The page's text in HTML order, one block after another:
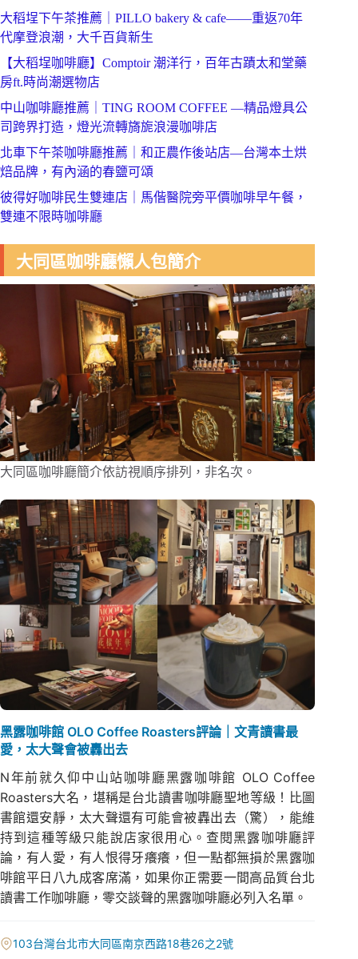
大稻埕下午茶推薦｜PILLO bakery & cafe——重返70年
代摩登浪潮，大千百貨新生
【大稻埕咖啡廳】Comptoir 潮洋行，百年古蹟太和堂藥
房ft.時尚潮選物店
中山咖啡廳推薦｜TING ROOM COFFEE —精品燈具公
司跨界打造，燈光流轉旖旎浪漫咖啡店
北車下午茶咖啡廳推薦｜和正農作後站店—台灣本土烘
焙品牌，有內涵的春鹽可頌
彼得好咖啡民生雙連店｜馬偕醫院旁平價咖啡早午餐，
雙連不限時咖啡廳
大同區咖啡廳懶人包簡介
大同區咖啡廳簡介依訪視順序排列，非名次。
黑露咖啡館 OLO Coffee Roasters評論｜文青讀書最
愛，太大聲會被轟出去
N年前就久仰中山站咖啡廳黑露咖啡館 OLO Coffee
Roasters大名，堪稱是台北讀書咖啡廳聖地等級！比圖
書館還安靜，太大聲還有可能會被轟出去（驚），能維
持到這種等級只能說店家很用心。查閱黑露咖啡廳評
論，有人愛，有人恨得牙癢癢，但一點都無損於黑露咖
啡館平日八九成客席滿，如果你正需要一間高品質台北
讀書工作咖啡廳，零交談聲的黑露咖啡廳必列入名單。
103台灣台北市大同區南京西路18巷26之2號